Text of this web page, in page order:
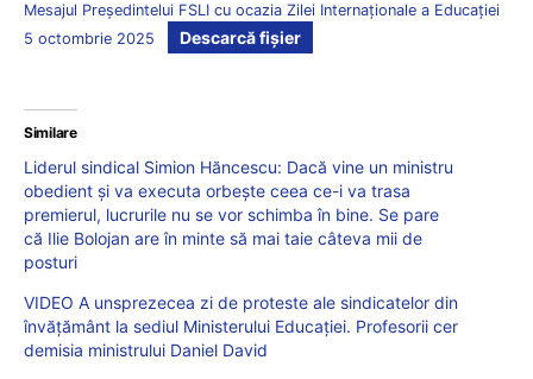
Mesajul Președintelui FSLI cu ocazia Zilei Internaţionale a Educaţiei
5 octombrie 2025
Descarcă fișier
Similare
Liderul sindical Simion Hăncescu: Dacă vine un ministru
obedient și va executa orbește ceea ce-i va trasa
premierul, lucrurile nu se vor schimba în bine. Se pare
că Ilie Bolojan are în minte să mai taie câteva mii de
posturi
VIDEO A unsprezecea zi de proteste ale sindicatelor din
învățământ la sediul Ministerului Educației. Profesorii cer
demisia ministrului Daniel David